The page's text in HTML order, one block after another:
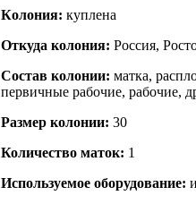
Кoлония: куплена
Откуда кoлония: Россия,
Состав кoлонии: матка,
первичные рабочие, рабочие,
Размер кoлонии: 30
Количество маток: 1
Используемое оборудование: